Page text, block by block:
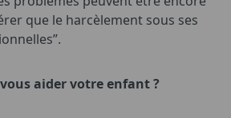
que le harcèlement sous ses
aider votre enfant ?